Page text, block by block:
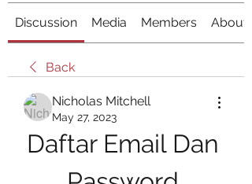
Discussion Media Members About
Back
Nicholas Mitchell
May 27, 2023
Daftar Email Dan